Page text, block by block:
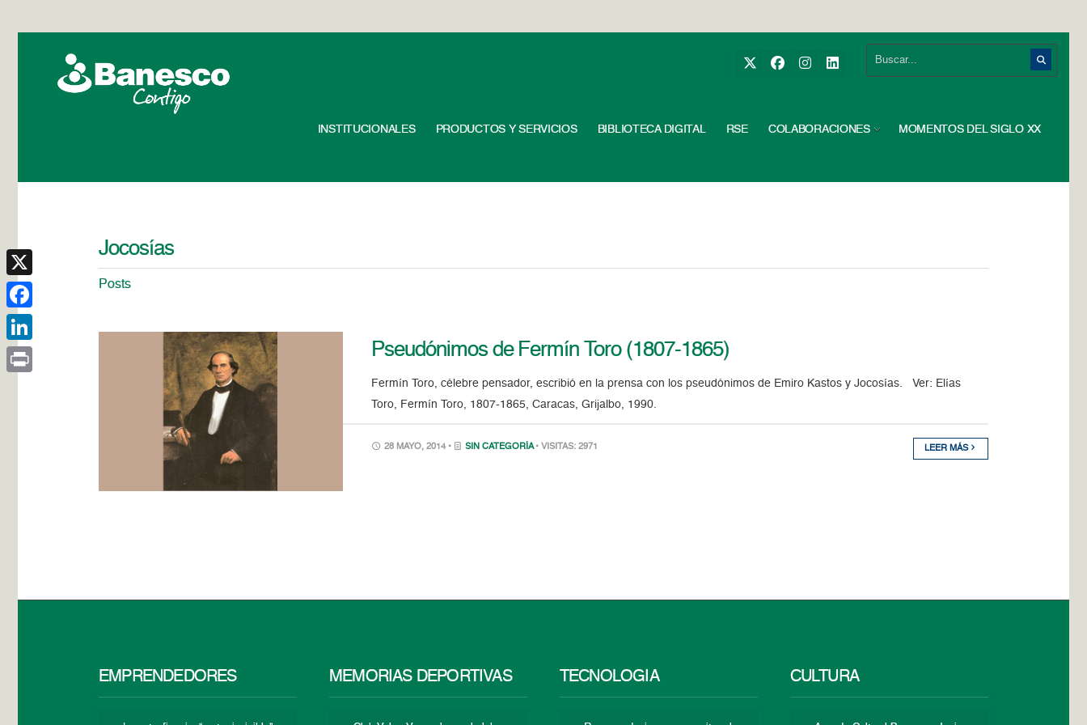
INSTITUCIONALES PRODUCTOS Y SERVICIOS BIBLIOTECA DIGITAL RSE COLABORACIONES MOMENTOS DEL SIGLO XX
Jocosías
Posts
Pseudónimos de Fermín Toro (1807-1865)
Fermín Toro, célebre pensador, escribió en la prensa con los pseudónimos de Emiro Kastos y Jocosías. Ver: Elías
Toro, Fermín Toro, 1807-1865, Caracas, Grijalbo, 1990.
28 MAYO, 2014 • SIN CATEGORÍA • VISITAS: 2971 LEER MÁS
EMPRENDEDORES MEMORIAS DEPORTIVAS TECNOLOGÍA CULTURA
X
Facebook
LinkedIn